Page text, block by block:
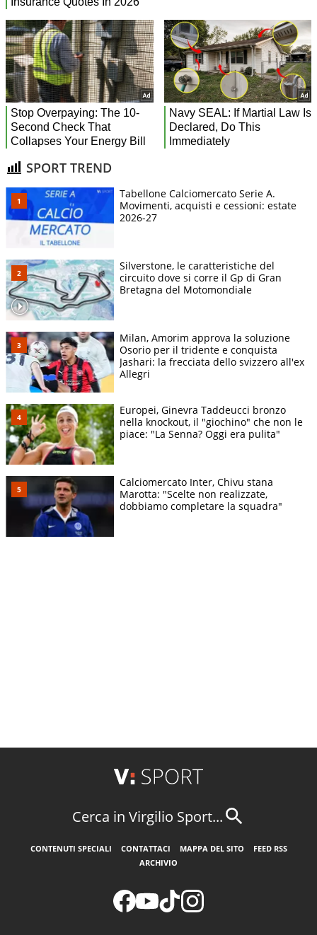
SPORT TREND
Tabellone Calciomercato Serie A.
Movimenti, acquisti e cessioni: estate
2026-27
Silverstone, le caratteristiche del
circuito dove si corre il Gp di Gran
Bretagna del Motomondiale
Milan, Amorim approva la soluzione
Osorio per il tridente e conquista
Jashari: la frecciata dello svizzero all'ex
Allegri
Europei, Ginevra Taddeucci bronzo
nella knockout, il "giochino" che non le
piace: "La Senna? Oggi era pulita"
Calciomercato Inter, Chivu stana
Marotta: "Scelte non realizzate,
dobbiamo completare la squadra"
Cerca in Virgilio Sport...
CONTENUTI SPECIALI CONTATTACI MAPPA DEL SITO
FEED RSS
ARCHIVIO